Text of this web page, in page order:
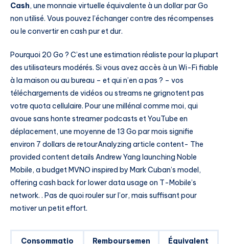
Cash, une monnaie virtuelle équivalente à un dollar par Go
non utilisé. Vous pouvez l’échanger contre des récompenses
ou le convertir en cash pur et dur.
Pourquoi 20 Go ? C’est une estimation réaliste pour la plupart
des utilisateurs modérés. Si vous avez accès à un Wi-Fi fiable
à la maison ou au bureau – et qui n’en a pas ? – vos
téléchargements de vidéos ou streams ne grignotent pas
votre quota cellulaire. Pour une millénal comme moi, qui
avoue sans honte streamer podcasts et YouTube en
déplacement, une moyenne de 13 Go par mois signifie
environ 7 dollars de retourAnalyzing article content- The
provided content details Andrew Yang launching Noble
Mobile, a budget MVNO inspired by Mark Cuban’s model,
offering cash back for lower data usage on T-Mobile’s
network. . Pas de quoi rouler sur l’or, mais suffisant pour
motiver un petit effort.
Consommatio Remboursemen Équivalent